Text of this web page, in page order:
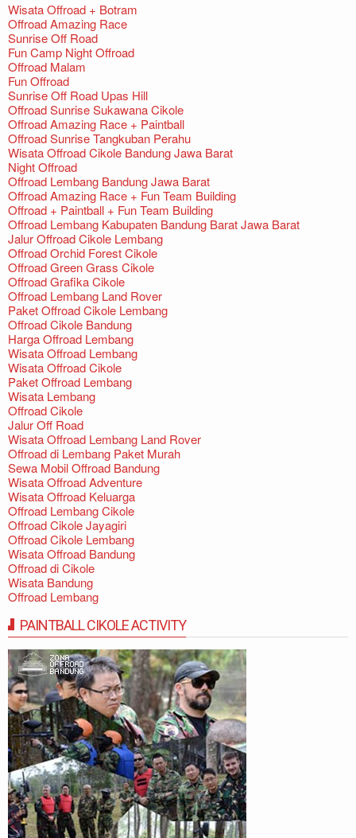
Wisata Offroad + Botram
Offroad Amazing Race
Sunrise Off Road
Fun Camp Night Offroad
Offroad Malam
Fun Offroad
Sunrise Off Road Upas Hill
Offroad Sunrise Sukawana Cikole
Offroad Amazing Race + Paintball
Offroad Sunrise Tangkuban Perahu
Wisata Offroad Cikole Bandung Jawa Barat
Night Offroad
Offroad Lembang Bandung Jawa Barat
Offroad Amazing Race + Fun Team Building
Offroad + Paintball + Fun Team Building
Offroad Lembang Kabupaten Bandung Barat Jawa Barat
Jalur Offroad Cikole Lembang
Offroad Orchid Forest Cikole
Offroad Green Grass Cikole
Offroad Grafika Cikole
Offroad Lembang Land Rover
Paket Offroad Cikole Lembang
Offroad Cikole Bandung
Harga Offroad Lembang
Wisata Offroad Lembang
Wisata Offroad Cikole
Paket Offroad Lembang
Wisata Lembang
Offroad Cikole
Jalur Off Road
Wisata Offroad Lembang Land Rover
Offroad di Lembang Paket Murah
Sewa Mobil Offroad Bandung
Wisata Offroad Adventure
Wisata Offroad Keluarga
Offroad Lembang Cikole
Offroad Cikole Jayagiri
Offroad Cikole Lembang
Wisata Offroad Bandung
Offroad di Cikole
Wisata Bandung
Offroad Lembang
PAINTBALL CIKOLE ACTIVITY